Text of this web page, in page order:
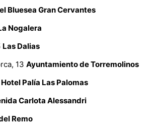
Bluesea Gran Cervantes
Nogalera
Las Dalias
13 Ayuntamiento de Torremolinos
Hotel Palía Las Palomas
Carlota Alessandri
Remo